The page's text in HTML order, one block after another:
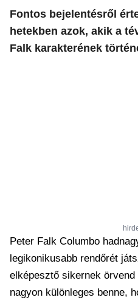
Fontos bejelentésről
hetekben azok, akik a
Falk karakterének
Peter Falk Columbo
legikonikusabb rendőrét
elképesztő sikernek
nagyon különleges benne,